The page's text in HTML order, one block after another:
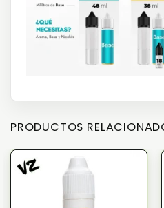
PRODUCTOS